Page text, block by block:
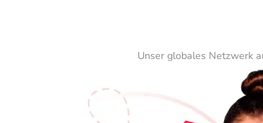
Unser globales Netzwerk